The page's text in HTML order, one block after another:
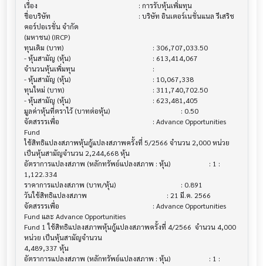
เรื่อง                                  			 : การรับหุ้นเพิ่มทุน
ชื่อบริษัท                               			 : บริษัท อินเตอร์เนชั่นแนล รีเสริช
คอร์ปอเรชั่น จำกัด
(มหาชน) (IRCP)
ทุนเดิม (บาท)                           			 : 306,707,033.50
- หุ้นสามัญ (หุ้น)                        			 : 613,414,067
จำนวนหุ้นเพิ่มทุน                          			 :
- หุ้นสามัญ (หุ้น)                        			 : 10,067,338
ทุนใหม่ (บาท)                           			 : 311,740,702.50
- หุ้นสามัญ (หุ้น)                        			 : 623,481,405
มูลค่าหุ้นที่ตราไว้ (บาทต่อหุ้น)                			 : 0.50
จัดสรรรเพื่อ                            			 : Advance Opportunities
Fund
ใช้สิทธิแปลงสภาพหุ้นกู้แปลงสภาพครั้งที่ 5/2566 จำนวน 2,000 หน่วย
เป็นหุ้นสามัญจำนวน 2,244,668 หุ้น
อัตราการแปลงสภาพ (หลักทรัพย์แปลงสภาพ : หุ้น) 			 : 1 :
1,122.334
ราคาการแปลงสภาพ (บาท/หุ้น)              			 : 0.891
วันใช้สิทธิแปลงสภาพ                      			 : 21 มี.ค. 2566
จัดสรรรเพื่อ                            			 : Advance Opportunities
Fund และ Advance Opportunities
Fund 1 ใช้สิทธิแปลงสภาพหุ้นกู้แปลงสภาพครั้งที่ 4/2566  จำนวน 4,000
หน่วย เป็นหุ้นสามัญจำนวน
4,489,337 หุ้น
อัตราการแปลงสภาพ (หลักทรัพย์แปลงสภาพ : หุ้น) 			 : 1 :